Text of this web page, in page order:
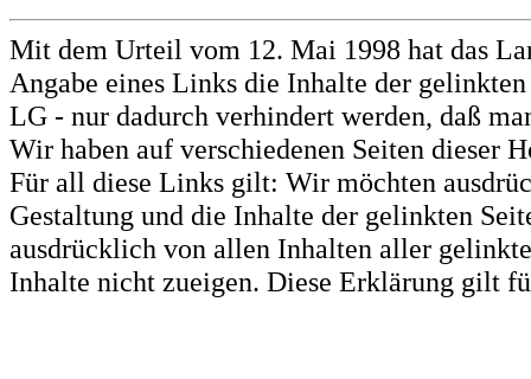
Mit dem Urteil vom 12. Mai 1998 hat das
Angabe eines Links die Inhalte der
LG - nur dadurch verhindert werden, daß
Wir haben auf verschiedenen Seiten dieser
Für all diese Links gilt: Wir möchten
Gestaltung und die Inhalte der gelinkten
ausdrücklich von allen Inhalten aller
Inhalte nicht zueigen. Diese Erklärung gilt